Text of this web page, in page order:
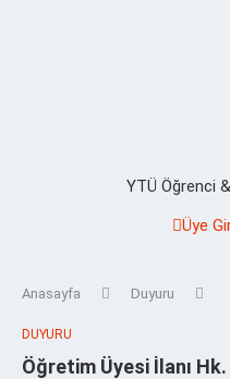
YTÜ Öğrenci
Üye
Anasayfa Duyuru
DUYURU
Öğretim Üyesi İlanı Hk.